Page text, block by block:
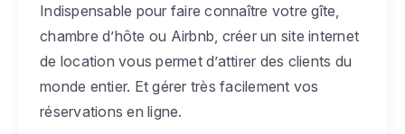
Indispensable pour faire connaître votre gîte,
chambre d’hôte ou Airbnb, créer un site internet
de location vous permet d’attirer des clients du
monde entier. Et gérer très facilement vos
réservations en ligne.